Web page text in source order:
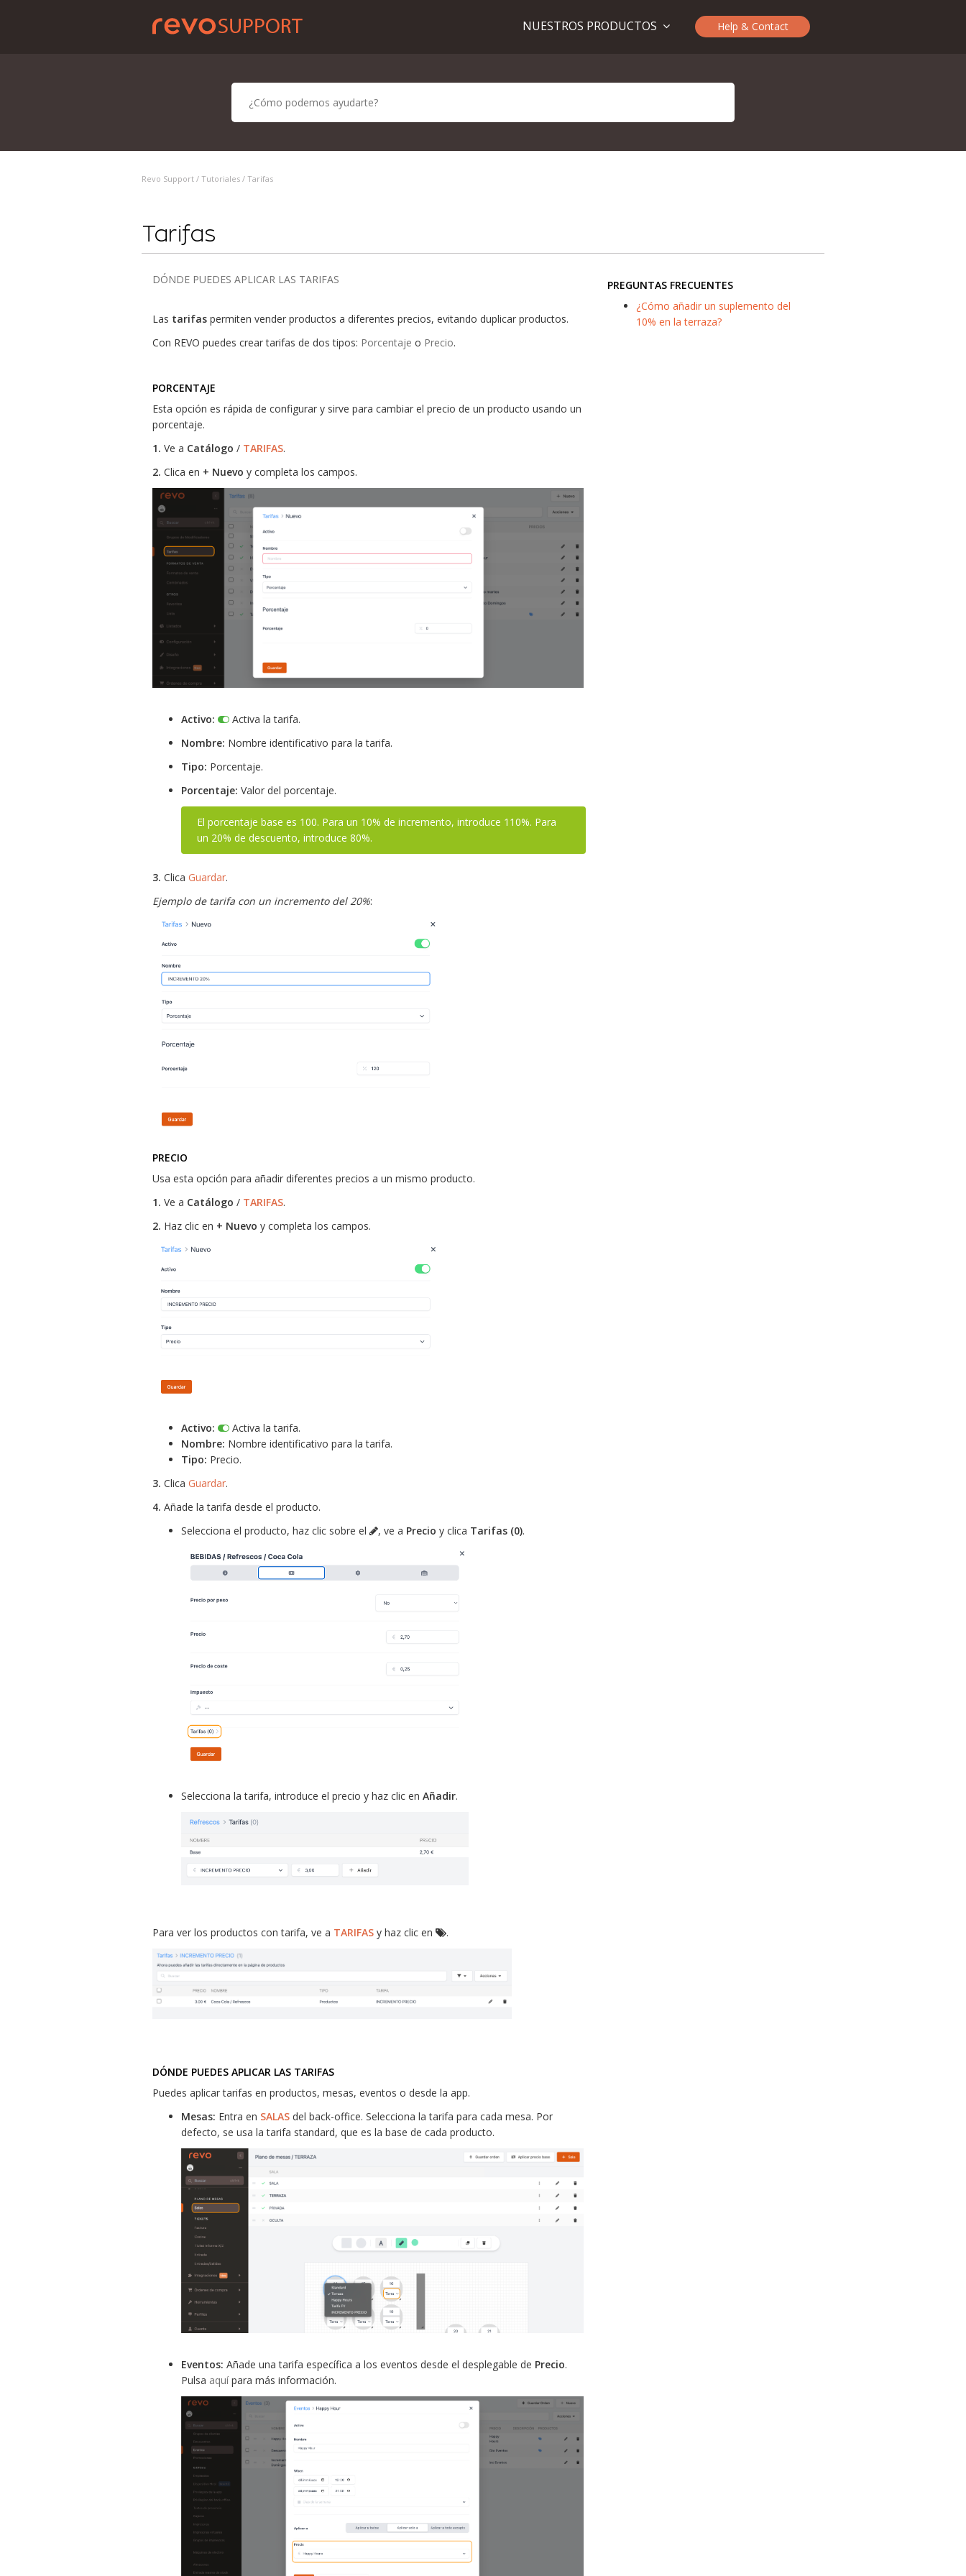
Help & Contact
NUESTROS PRODUCTOS
Revo Support / Tutoriales / Tarifas
Tarifas
DÓNDE PUEDES APLICAR LAS TARIFAS
Las tarifas permiten vender productos a diferentes precios, evitando duplicar productos.
Con REVO puedes crear tarifas de dos tipos: Porcentaje o Precio.
PORCENTAJE
Esta opción es rápida de configurar y sirve para cambiar el precio de un producto usando un
porcentaje.
1. Ve a Catálogo / TARIFAS.
2. Clica en + Nuevo y completa los campos.
Activo:
Activa la tarifa.
Nombre: Nombre identificativo para la tarifa.
Tipo: Porcentaje.
Porcentaje: Valor del porcentaje.
El porcentaje base es 100. Para un 10% de incremento, introduce 110%. Para
un 20% de descuento, introduce 80%.
3. Clica Guardar.
Ejemplo de tarifa con un incremento del 20%:
PRECIO
Usa esta opción para añadir diferentes precios a un mismo producto.
1. Ve a Catálogo / TARIFAS.
2. Haz clic en + Nuevo y completa los campos.
Activo:
Activa la tarifa.
Nombre: Nombre identificativo para la tarifa.
Tipo: Precio.
3. Clica Guardar.
4. Añade la tarifa desde el producto.
Selecciona el producto, haz clic sobre el
, ve a Precio y clica Tarifas (0).
Selecciona la tarifa, introduce el precio y haz clic en Añadir.
Para ver los productos con tarifa, ve a TARIFAS y haz clic en .
DÓNDE PUEDES APLICAR LAS TARIFAS
Puedes aplicar tarifas en productos, mesas, eventos o desde la app.
Mesas: Entra en SALAS del back-office. Selecciona la tarifa para cada mesa. Por
defecto, se usa la tarifa standard, que es la base de cada producto.
Eventos: Añade una tarifa específica a los eventos desde el desplegable de Precio.
Pulsa aquí para más información.
PREGUNTAS FRECUENTES
¿Cómo añadir un suplemento del
10% en la terraza?